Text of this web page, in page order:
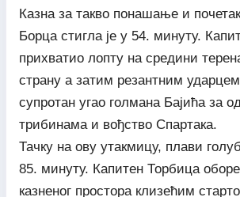
Казна за такво понашање и
Борца стигла је у 54. минуту.
прихватио лопту на средини
страну а затим резантним
супротан угао голмана Бајића за
трибинама и вођство Спартака.
Тачку на ову утакмицу, плави
85. минуту. Капитен Торбица
казненог простора клизећим